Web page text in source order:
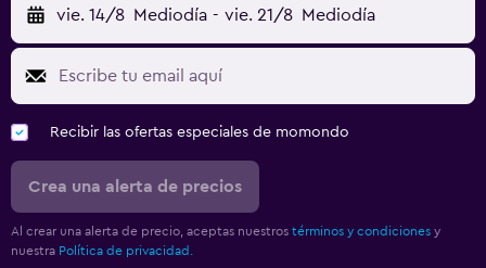
vie. 14/8 Mediodía - vie. 21/8 Mediodía
Recibir las ofertas especiales de momondo
Crea una alerta de precios
Al crear una alerta de precio, aceptas nuestros términos y condiciones y
nuestra Política de privacidad.